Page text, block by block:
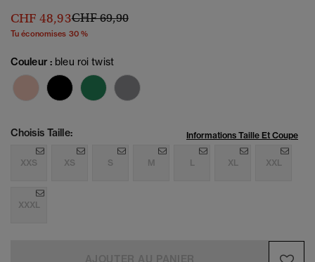
CHF 48,93Prix réduit de
CHF 69,90à
Tu économises 30 %
Couleur : bleu roi twist
Choisis Taille: Informations Taille Et Coupe
XXS XS S M L XL XXL
XXXL